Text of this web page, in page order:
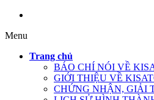
Menu
Trang chủ
BÁO CHÍ NÓI VỀ
GIỚI THIỆU VỀ
CHỨNG NHẬN, GIẢI